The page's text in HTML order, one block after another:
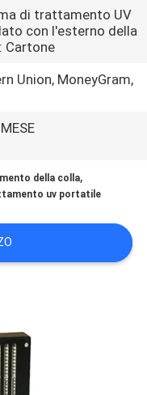
di trattamento UV
con l'esterno della
Cartone
Union, MoneyGram,
della colla,
uv portatile